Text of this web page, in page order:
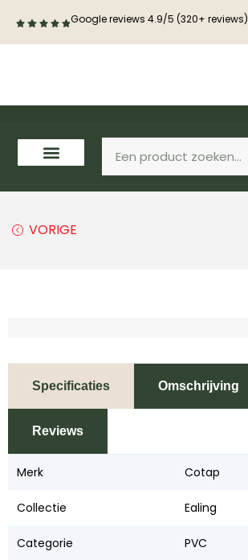
Google reviews 4.9/5 (320+ reviews)
VORIGE
Specificaties Omschrijving
Reviews
Merk Cotap
Collectie Ealing
Categorie PVC